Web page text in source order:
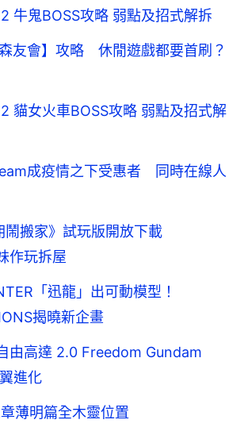
牛鬼BOSS攻略 弱點及招式解拆
森友會】攻略 休閒遊戲都要首刷？
貓女火車BOSS攻略 弱點及招式解
成疫情之下受惠者 同時在線人
鬧搬家》試玩版開放下載
作玩拆屋
「迅龍」出可動模型！
揭曉新企畫
由高達 2.0 Freedom Gundam
進化
薄明篇全木靈位置